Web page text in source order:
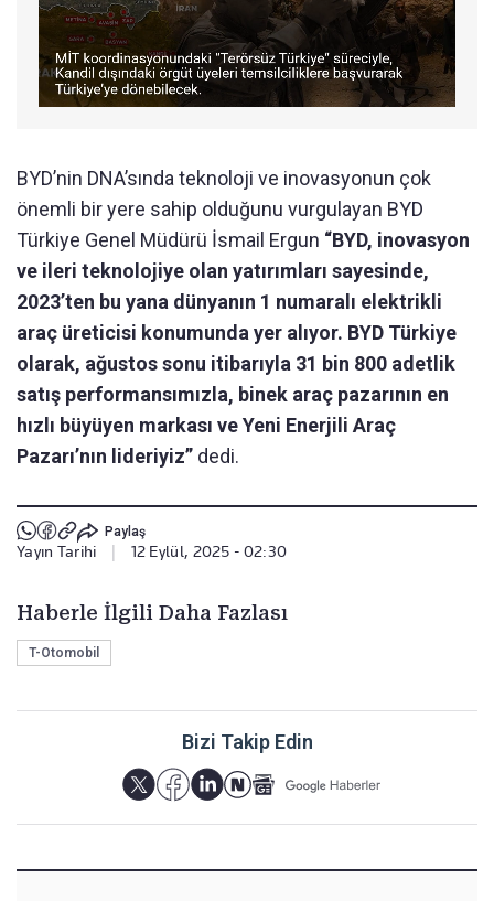
BYD’nin DNA’sında teknoloji ve inovasyonun çok
önemli bir yere sahip olduğunu vurgulayan BYD
Türkiye Genel Müdürü İsmail Ergun “BYD, inovasyon
ve ileri teknolojiye olan yatırımları sayesinde,
2023’ten bu yana dünyanın 1 numaralı elektrikli
araç üreticisi konumunda yer alıyor. BYD Türkiye
olarak, ağustos sonu itibarıyla 31 bin 800 adetlik
satış performansımızla, binek araç pazarının en
hızlı büyüyen markası ve Yeni Enerjili Araç
Pazarı’nın lideriyiz” dedi.
Paylaş
Yayın Tarihi 12 Eylül, 2025 - 02:30
Haberle İlgili Daha Fazlası
T-Otomobil
Bizi Takip Edin